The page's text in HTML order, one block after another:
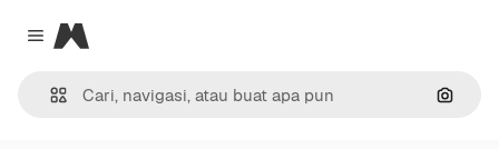
Close menu
Magnific